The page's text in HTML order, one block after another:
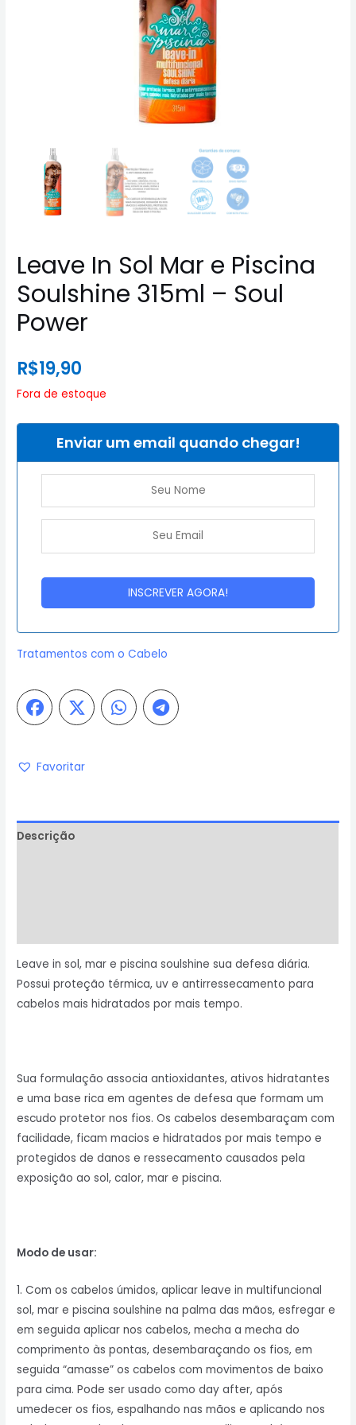
Leave In Sol Mar e Piscina
Soulshine 315ml – Soul
Power
R$19,90
Fora de estoque
Enviar um email quando chegar!
Tratamentos com o Cabelo
Favoritar
Descrição
Leave in sol, mar e piscina soulshine sua defesa diária.
Possui proteção térmica, uv e antirressecamento para
cabelos mais hidratados por mais tempo.
Sua formulação associa antioxidantes, ativos hidratantes
e uma base rica em agentes de defesa que formam um
escudo protetor nos fios. Os cabelos desembaraçam com
facilidade, ficam macios e hidratados por mais tempo e
protegidos de danos e ressecamento causados pela
exposição ao sol, calor, mar e piscina.
Modo de usar:
1. Com os cabelos úmidos, aplicar leave in multifuncional
sol, mar e piscina soulshine na palma das mãos, esfregar e
em seguida aplicar nos cabelos, mecha a mecha do
comprimento às pontas, desembaraçando os fios, em
seguida “amasse” os cabelos com movimentos de baixo
para cima. Pode ser usado como day after, após
umedecer os fios, espalhando nas mãos e aplicando nos